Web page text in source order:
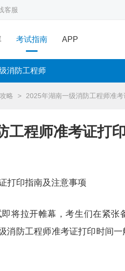
客服
考试指南 APP
消防工程师
略 > 2025年湖南一级消防工程师准
工程师准考证打
打印指南及注意事项
将拉开帷幕，考生们在紧
消防工程师准考证打印时间